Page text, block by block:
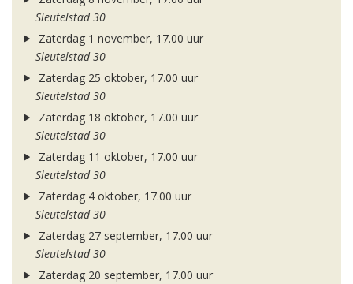
Sleutelstad 30
Zaterdag 1 november, 17.00 uur
Sleutelstad 30
Zaterdag 25 oktober, 17.00 uur
Sleutelstad 30
Zaterdag 18 oktober, 17.00 uur
Sleutelstad 30
Zaterdag 11 oktober, 17.00 uur
Sleutelstad 30
Zaterdag 4 oktober, 17.00 uur
Sleutelstad 30
Zaterdag 27 september, 17.00 uur
Sleutelstad 30
Zaterdag 20 september, 17.00 uur